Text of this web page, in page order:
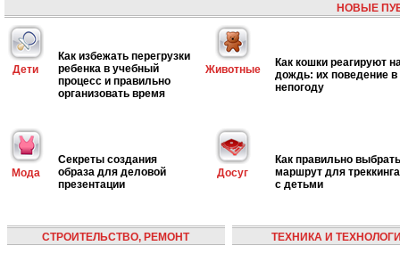
НОВЫЕ
Дети
Как избежать перегрузки
ребенка в учебный
процесс и правильно
организовать время
Животные
Как кошки реагируют
дождь: их поведение в
непогоду
Мода
Секреты создания
образа для деловой
презентации
Досуг
Как правильно выбрать
маршрут для треккинга
с детьми
СТРОИТЕЛЬСТВО, РЕМОНТ ТЕХНИКА И